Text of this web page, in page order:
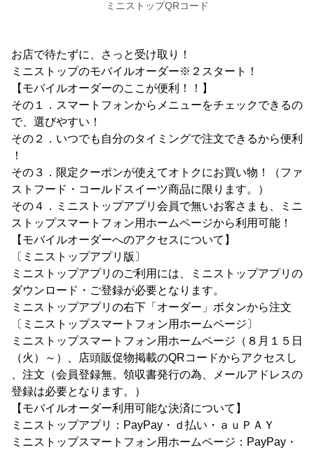
ミニストップQRコード
お店で待たずに、さっと受け取り！
ミニストップのモバイルオーダー※２スタート！
【モバイルオーダーのここが便利！！】
その１．スマートフォンからメニューをチェックできるの
で、選びやすい！
その２．いつでも自分のタイミングで注文できるから便利
！
その３．限定クーポンが使えてオトクにお買い物！（ファ
ストフード・コールドスイーツ商品に限ります。）
その４．ミニストップアプリ会員で無いお客さまも、ミニ
ストップスマートフォン用ホームページから利用可能！
【モバイルオーダーへのアクセスについて】
〔ミニストップアプリ版〕
ミニストップアプリのご利用には、ミニストップアプリの
ダウンロード・ご登録が必要となります。
ミニストップアプリの右下「オーダー」ボタンから注文
〔ミニストップスマートフォン用ホームページ〕
ミニストップスマートフォン用ホームページ（８月１５日
（火）～）、店頭販促物掲載のQRコードからアクセスし
、注文（会員登録無。領収書発行の為、メールアドレスの
登録は必要となります。）
【モバイルオーダー利用可能な決済について】
ミニストップアプリ：PayPay・ｄ払い・ａｕＰＡＹ
ミニストップスマートフォン用ホームページ：PayPay・